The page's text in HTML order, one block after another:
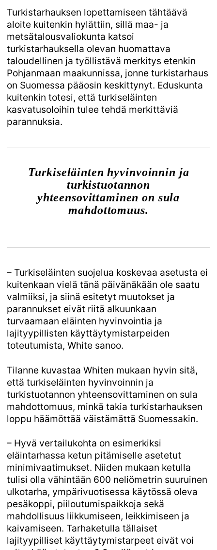
Turkistarhauksen lopettamiseen tähtäävä
aloite kuitenkin hylättiin, sillä maa- ja
metsätalousvaliokunta katsoi
turkistarhauksella olevan huomattava
taloudellinen ja työllistävä merkitys etenkin
Pohjanmaan maakunnissa, jonne turkistarhaus
on Suomessa pääosin keskittynyt. Eduskunta
kuitenkin totesi, että turkiseläinten
kasvatusoloihin tulee tehdä merkittäviä
parannuksia.
Turkiseläinten hyvinvoinnin ja
turkistuotannon
yhteensovittaminen on sula
mahdottomuus.
– Turkiseläinten suojelua koskevaa asetusta ei
kuitenkaan vielä tänä päivänäkään ole saatu
valmiiksi, ja siinä esitetyt muutokset ja
parannukset eivät riitä alkuunkaan
turvaamaan eläinten hyvinvointia ja
lajityypillisten käyttäytymistarpeiden
toteutumista, White sanoo.
Tilanne kuvastaa Whiten mukaan hyvin sitä,
että turkiseläinten hyvinvoinnin ja
turkistuotannon yhteensovittaminen on sula
mahdottomuus, minkä takia turkistarhauksen
loppu häämöttää väistämättä Suomessakin.
– Hyvä vertailukohta on esimerkiksi
eläintarhassa ketun pitämiselle asetetut
minimivaatimukset. Niiden mukaan ketulla
tulisi olla vähintään 600 neliömetrin suuruinen
ulkotarha, ympärivuotisessa käytössä oleva
pesäkoppi, piiloutumispaikkoja sekä
mahdollisuus liikkumiseen, leikkimiseen ja
kaivamiseen. Tarhaketulla tällaiset
lajityypilliset käyttäytymistarpeet eivät voi